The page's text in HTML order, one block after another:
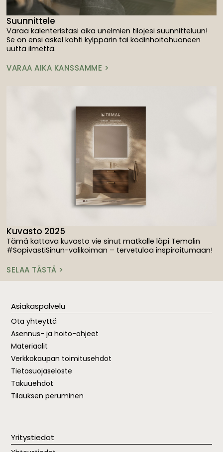
Suunnittele
Varaa kalenteristasi aika unelmien tilojesi suunnitteluun!
Se on ensi askel kohti kylppärin tai kodinhoitohuoneen
uutta ilmettä.
VARAA AIKA KANSSAMME >
Kuvasto 2025
Tämä kattava kuvasto vie sinut matkalle läpi Temalin
#SopivastiSinun-valikoiman – tervetuloa inspiroitumaan!
SELAA TÄSTÄ >
Asiakaspalvelu
Ota yhteyttä
Asennus- ja hoito-ohjeet
Materiaalit
Verkkokaupan toimitusehdot
Tietosuojaseloste
Takuuehdot
Tilauksen peruminen
Yritystiedot